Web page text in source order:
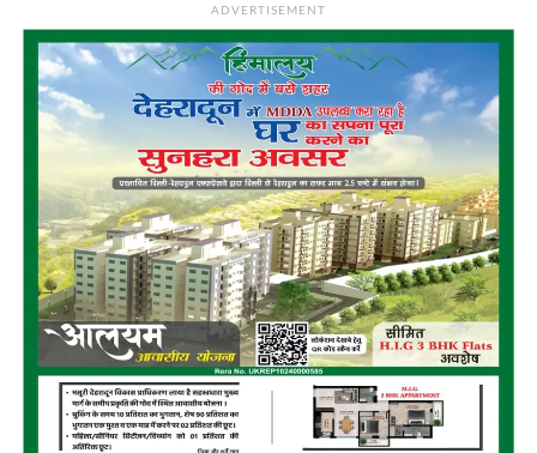
ADVERTISEMENT